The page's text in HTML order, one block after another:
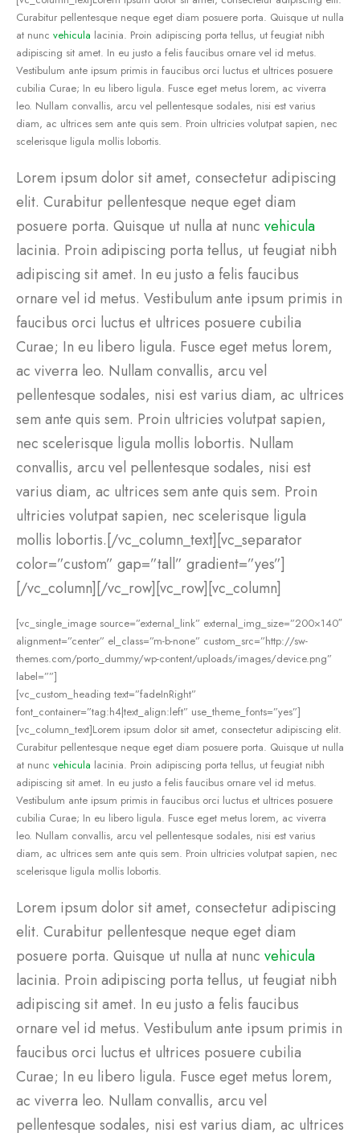
Curabitur pellentesque neque eget diam posuere porta. Quisque ut nulla
at nunc vehicula lacinia. Proin adipiscing porta tellus, ut feugiat nibh
adipiscing sit amet. In eu justo a felis faucibus ornare vel id metus.
Vestibulum ante ipsum primis in faucibus orci luctus et ultrices posuere
cubilia Curae; In eu libero ligula. Fusce eget metus lorem, ac viverra
leo. Nullam convallis, arcu vel pellentesque sodales, nisi est varius
diam, ac ultrices sem ante quis sem. Proin ultricies volutpat sapien, nec
scelerisque ligula mollis lobortis.
Lorem ipsum dolor sit amet, consectetur adipiscing
elit. Curabitur pellentesque neque eget diam
posuere porta. Quisque ut nulla at nunc vehicula
lacinia. Proin adipiscing porta tellus, ut feugiat nibh
adipiscing sit amet. In eu justo a felis faucibus
ornare vel id metus. Vestibulum ante ipsum primis in
faucibus orci luctus et ultrices posuere cubilia
Curae; In eu libero ligula. Fusce eget metus lorem,
ac viverra leo. Nullam convallis, arcu vel
pellentesque sodales, nisi est varius diam, ac ultrices
sem ante quis sem. Proin ultricies volutpat sapien,
nec scelerisque ligula mollis lobortis. Nullam
convallis, arcu vel pellentesque sodales, nisi est
varius diam, ac ultrices sem ante quis sem. Proin
ultricies volutpat sapien, nec scelerisque ligula
mollis lobortis.[/vc_column_text][vc_separator
color=”custom” gap=”tall” gradient=”yes”]
[/vc_column][/vc_row][vc_row][vc_column]
[vc_single_image source=”external_link” external_img_size=”200×140″
alignment=”center” el_class=”m-b-none” custom_src=”http://sw-
themes.com/porto_dummy/wp-content/uploads/images/device.png”
label=””]
[vc_custom_heading text=”fadeInRight”
font_container=”tag:h4|text_align:left” use_theme_fonts=”yes”]
[vc_column_text]Lorem ipsum dolor sit amet, consectetur adipiscing elit.
Curabitur pellentesque neque eget diam posuere porta. Quisque ut nulla
at nunc vehicula lacinia. Proin adipiscing porta tellus, ut feugiat nibh
adipiscing sit amet. In eu justo a felis faucibus ornare vel id metus.
Vestibulum ante ipsum primis in faucibus orci luctus et ultrices posuere
cubilia Curae; In eu libero ligula. Fusce eget metus lorem, ac viverra
leo. Nullam convallis, arcu vel pellentesque sodales, nisi est varius
diam, ac ultrices sem ante quis sem. Proin ultricies volutpat sapien, nec
scelerisque ligula mollis lobortis.
Lorem ipsum dolor sit amet, consectetur adipiscing
elit. Curabitur pellentesque neque eget diam
posuere porta. Quisque ut nulla at nunc vehicula
lacinia. Proin adipiscing porta tellus, ut feugiat nibh
adipiscing sit amet. In eu justo a felis faucibus
ornare vel id metus. Vestibulum ante ipsum primis in
faucibus orci luctus et ultrices posuere cubilia
Curae; In eu libero ligula. Fusce eget metus lorem,
ac viverra leo. Nullam convallis, arcu vel
pellentesque sodales, nisi est varius diam, ac ultrices